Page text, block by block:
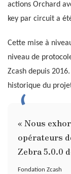
actions Orchard
key par circuit a
Cette mise à
niveau de
Zcash depuis
historique du
« Nous
opérateurs
Zebra 5.0.0
Fondation Zcash